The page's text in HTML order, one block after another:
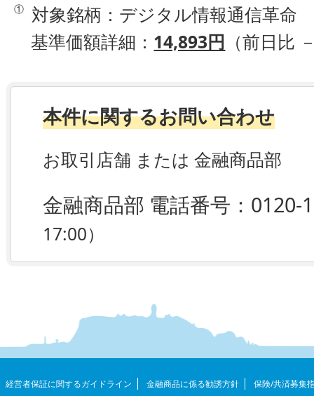
①
対象銘柄：デジタル情報通信革命
基準価額詳細： 14,893円 （前日比
本件に関するお問い合わせ
お取引店舗 または 金融商品部
金融商品部 電話番号：0120-
17:00）
経営者保証に関するガイドライン 金融商品に係る勧誘方針 保険/共済募集